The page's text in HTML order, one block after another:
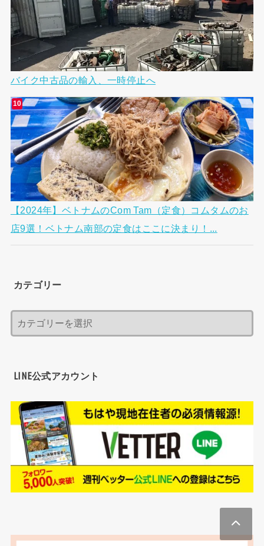
バイク中古品の輸入、一時停止へ
【2024年】ベトナムのCom Tam（定食）コムタムのお
店9選！ベトナム南部の定食はここに決まり！...
カテゴリー
LINE公式アカウント